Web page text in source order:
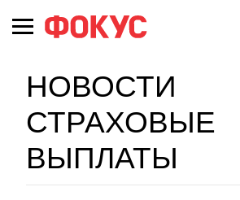
НОВОСТИ
СТРАХОВЫЕ
ВЫПЛАТЫ